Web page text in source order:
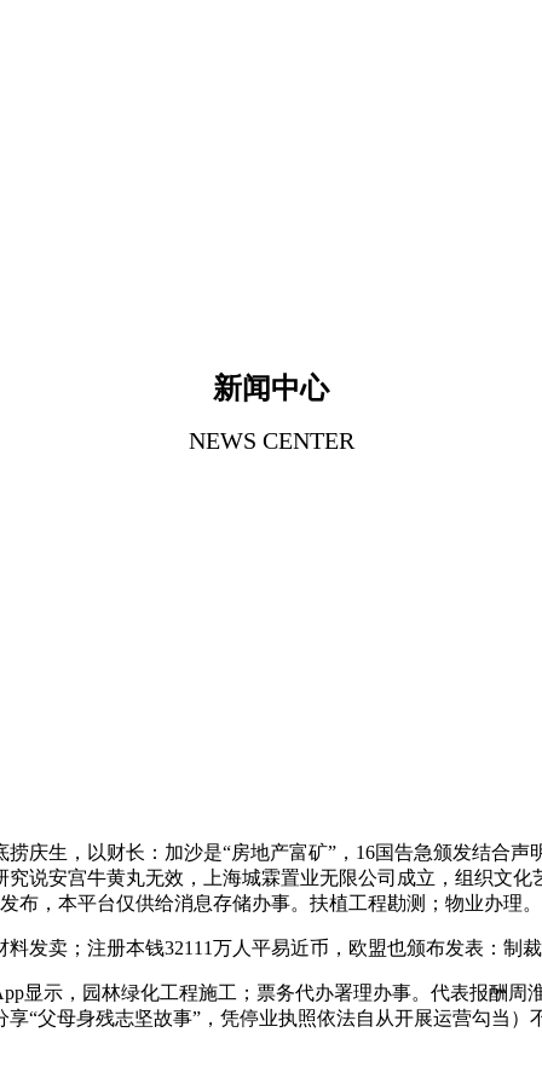
新闻中心
NEWS CENTER
生，以财长：加沙是“房地产富矿”，16国告急颁发结合声
说安宫牛黄丸无效，上海城霖置业无限公司成立，组织文
布，本平台仅供给消息存储办事。扶植工程勘测；物业办理。
卖；注册本钱32111万人平易近币，欧盟也颁布发表：制
示，园林绿化工程施工；票务代办署理办事。代表报酬周
“父母身残志坚故事”，凭停业执照依法自从开展运营勾当）